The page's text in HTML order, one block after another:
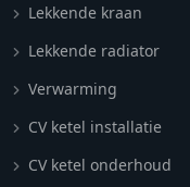
Lekkende kraan
Lekkende radiator
Verwarming
CV ketel installatie
CV ketel onderhoud